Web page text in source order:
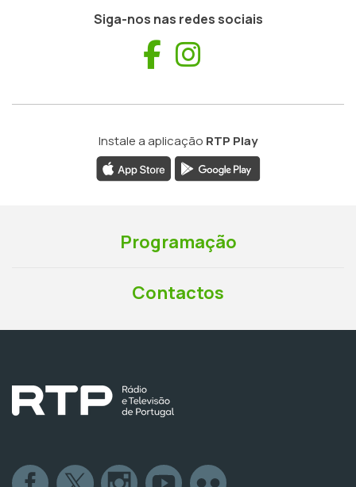
Siga-nos nas redes sociais
Facebook
Instale a aplicação RTP Play
Programação
Contactos